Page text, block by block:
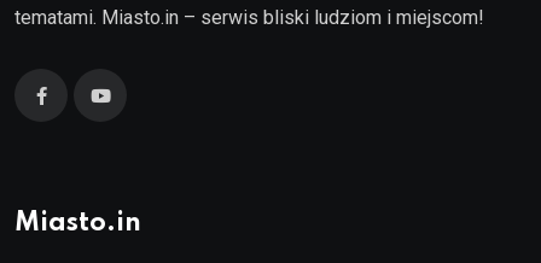
tematami. Miasto.in – serwis bliski ludziom i miejscom!
Miasto.in